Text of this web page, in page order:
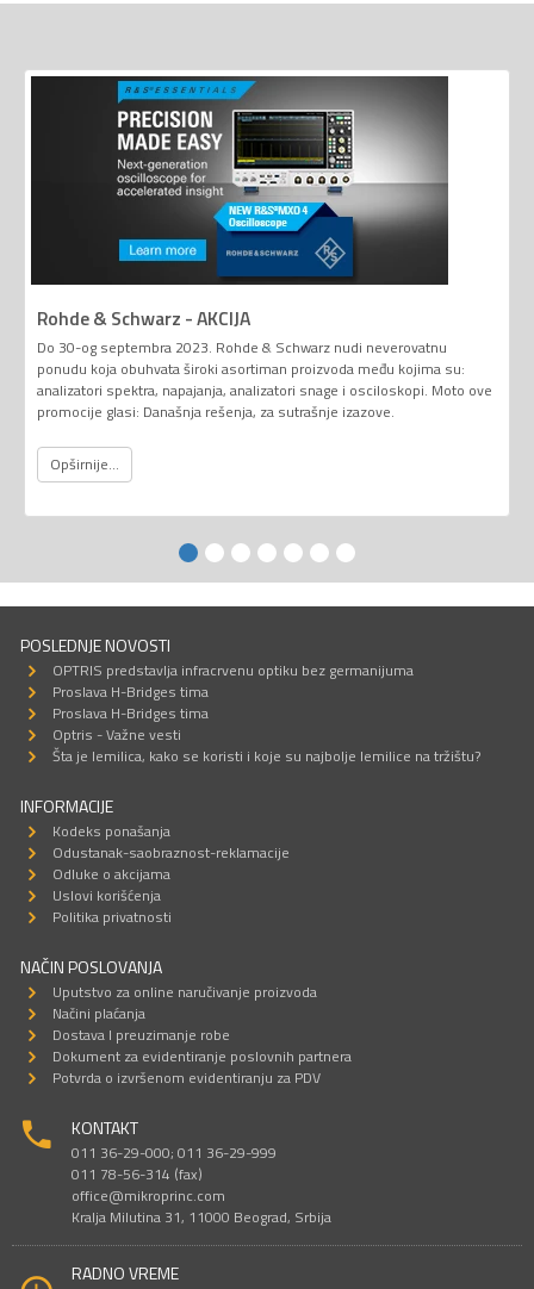
Rohde & Schwarz - AKCIJA
Do 30-og septembra 2023. Rohde & Schwarz nudi neverovatnu
ponudu koja obuhvata široki asortiman proizvoda među kojima su:
analizatori spektra, napajanja, analizatori snage i osciloskopi. Moto ove
promocije glasi: Današnja rešenja, za sutrašnje izazove.
Opširnije...
POSLEDNJE NOVOSTI
OPTRIS predstavlja infracrvenu optiku bez germanijuma
Proslava H-Bridges tima
Proslava H-Bridges tima
Optris - Važne vesti
Šta je lemilica, kako se koristi i koje su najbolje lemilice na tržištu?
INFORMACIJE
Kodeks ponašanja
Odustanak-saobraznost-reklamacije
Odluke o akcijama
Uslovi korišćenja
Politika privatnosti
NAČIN POSLOVANJA
Uputstvo za online naručivanje proizvoda
Načini plaćanja
Dostava I preuzimanje robe
Dokument za evidentiranje poslovnih partnera
Potvrda o izvršenom evidentiranju za PDV
KONTAKT
011 36-29-000; 011 36-29-999
011 78-56-314 (fax)
office@mikroprinc.com
Kralja Milutina 31, 11000 Beograd, Srbija
RADNO VREME